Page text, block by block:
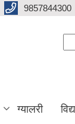
9857844300
ग्यालरी